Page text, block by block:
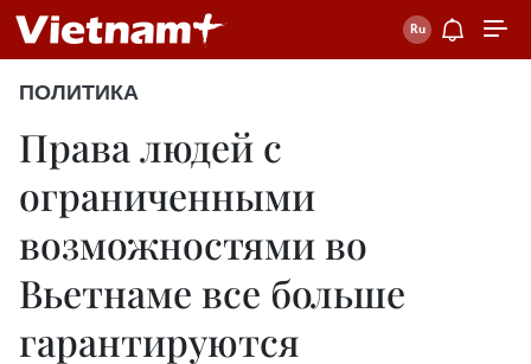
ПОЛИТИКА
Права людей с
ограниченными
возможностями во
Вьетнаме все больше
гарантируются